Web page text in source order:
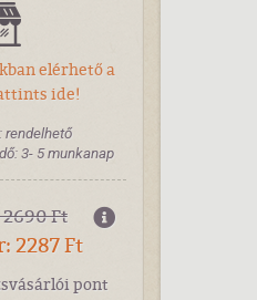
elérhető a
ide!
rendelhető
3- 5 munkanap
Ft
2287 Ft
pont